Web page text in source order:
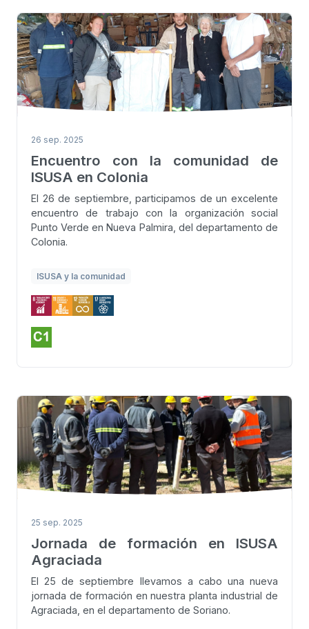
26 sep. 2025
Encuentro con la comunidad de
ISUSA en Colonia
El 26 de septiembre, participamos de un excelente
encuentro de trabajo con la organización social
Punto Verde en Nueva Palmira, del departamento de
Colonia.
ISUSA y la comunidad
25 sep. 2025
Jornada de formación en ISUSA
Agraciada
El 25 de septiembre llevamos a cabo una nueva
jornada de formación en nuestra planta industrial de
Agraciada, en el departamento de Soriano.